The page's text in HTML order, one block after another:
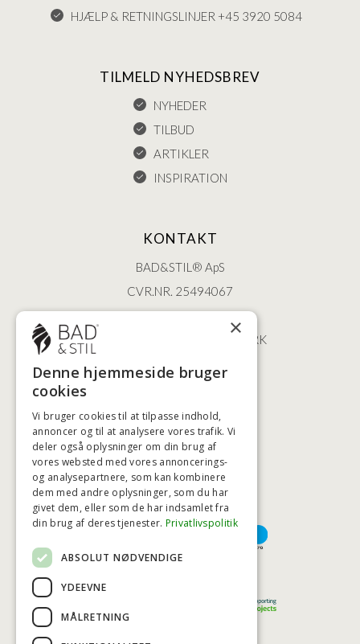
HJÆLP & RETNINGSLINJER +45 3920 5084
TILMELD NYHEDSBREV
NYHEDER
TILBUD
ARTIKLER
INSPIRATION
KONTAKT
BAD&STIL® ApS
CVR.NR. 25494067
ØSTERBROGADE 202
2100 KØBENHAVN • DANMARK
+45 3920 5084
HØJESTE KREDITVÆRDIGHED
BETALINGSMULIGHEDER
×
Denne hjemmeside bruger
cookies
Vi bruger cookies til at tilpasse indhold,
annoncer og til at analysere vores trafik. Vi
deler også oplysninger om din brug af
vores websted med vores annoncerings-
og analysepartnere, som kan kombinere
dem med andre oplysninger, som du har
givet dem, eller som de har indsamlet fra
din brug af deres tjenester. Privatlivspolitik
ABSOLUT NØDVENDIGE
YDEEVNE
MÅLRETNING